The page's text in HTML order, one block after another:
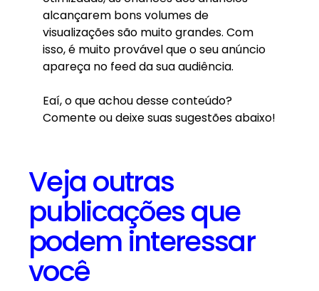
alcançarem bons volumes de
visualizações são muito grandes. Com
isso, é muito provável que o seu anúncio
apareça no feed da sua audiência.
Eaí, o que achou desse conteúdo?
Comente ou deixe suas sugestões abaixo!
Veja outras
publicações que
podem interessar
você